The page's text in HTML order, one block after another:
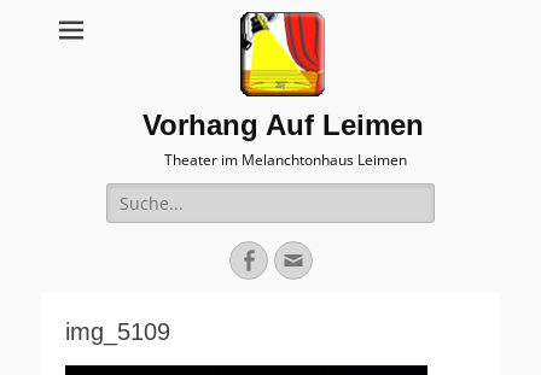
Vorhang Auf Leimen
Theater im Melanchtonhaus Leimen
Suche
nach:
Facebook
E-
Mail
img_5109